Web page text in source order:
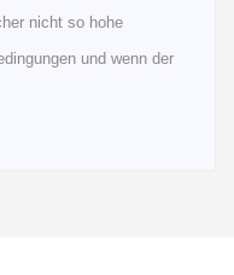
nicht so hohe
und wenn der